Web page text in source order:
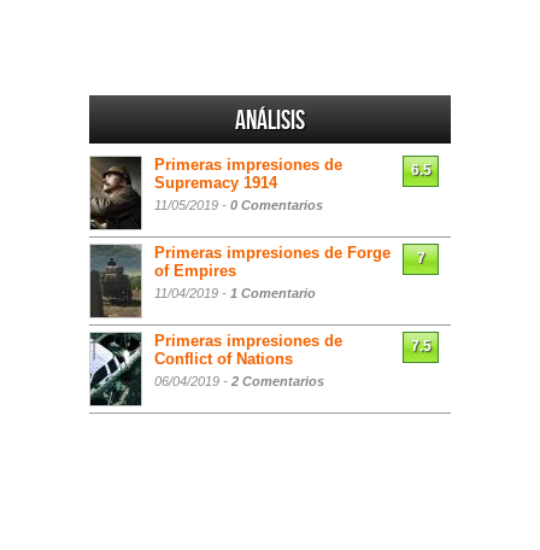
Análisis
Primeras impresiones de
Supremacy 1914
11/05/2019 - 0 Comentarios
6.5
Primeras impresiones de Forge
of Empires
11/04/2019 - 1 Comentario
7
Primeras impresiones de
Conflict of Nations
06/04/2019 - 2 Comentarios
7.5